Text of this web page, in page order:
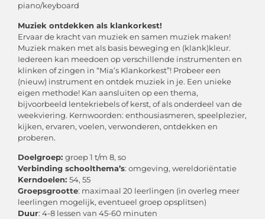
piano/keyboard
Muziek ontdekken als klankorkest!
Ervaar de kracht van muziek en samen muziek maken!
Muziek maken met als basis beweging en (klank)kleur.
Iedereen kan meedoen op verschillende instrumenten en
klinken of zingen in “Mia’s Klankorkest”! Probeer een
(nieuw) instrument en ontdek muziek in je. Een unieke
eigen methode! Kan aansluiten op een thema,
bijvoorbeeld lentekriebels of kerst, of als onderdeel van de
weekviering. Kernwoorden: enthousiasmeren, speelplezier,
kijken, ervaren, voelen, verwonderen, ontdekken en
proberen.
Doelgroep: groep 1 t/m 8, so
Verbinding schoolthema’s: omgeving, wereldoriëntatie
Kerndoelen: 54, 55
Groepsgrootte: maximaal 20 leerlingen (in overleg meer
leerlingen mogelijk, eventueel groep opsplitsen)
Duur: 4-8 lessen van 45-60 minuten